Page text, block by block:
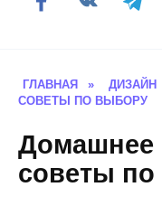
ГЛАВНАЯ » ДИЗАЙН
СОВЕТЫ ПО ВЫБОРУ
Домашнее
советы